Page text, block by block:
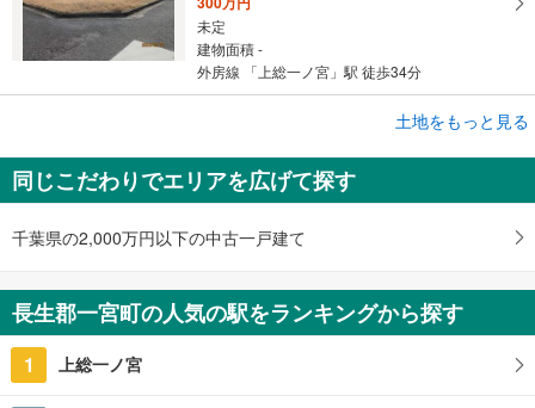
未定
建物面積 -
外房線 「上総一ノ宮」駅 徒歩34分
長生郡一宮町綱田
49万円
未定
建物面積 -
外房線 「太東」駅 徒歩29分
土地をもっと見る
同じこだわりでエリアを広げて探す
千葉県の2,000万円以下の中古一戸建て
長生郡一宮町の人気の駅をランキングから探す
1 上総一ノ宮